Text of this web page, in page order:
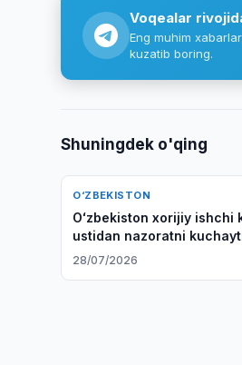
Voqealar
Eng muhim
kuzatib boring.
Shuningdek o'qing
O‘ZBEKISTON
Oʻzbekiston xorijiy ishchi
ustidan nazoratni
28/07/2026